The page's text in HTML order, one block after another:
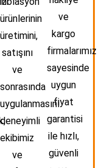
ürünlerinin
üretimini,
satışını
ve
sonrasında
uygulanmasını
deneyimli
ekibimiz
ve
ve
kargo
firmalarımız
sayesinde
uygun
fiyat
garantisi
ile hızlı,
güvenli